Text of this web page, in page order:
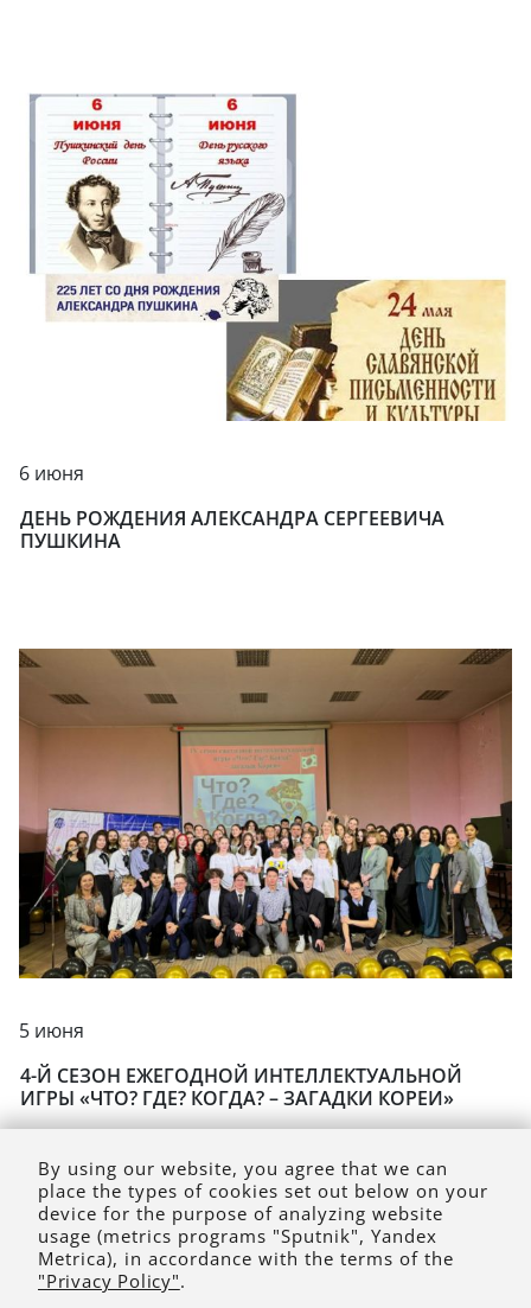
6 июня
ДЕНЬ РОЖДЕНИЯ АЛЕКСАНДРА СЕРГЕЕВИЧА
ПУШКИНА
5 июня
4-Й СЕЗОН ЕЖЕГОДНОЙ ИНТЕЛЛЕКТУАЛЬНОЙ
ИГРЫ «ЧТО? ГДЕ? КОГДА? – ЗАГАДКИ КОРЕИ»
By using our website, you agree that we can
place the types of cookies set out below on your
device for the purpose of analyzing website
usage (metrics programs "Sputnik", Yandex
Metrica), in accordance with the terms of the
"Privacy Policy".